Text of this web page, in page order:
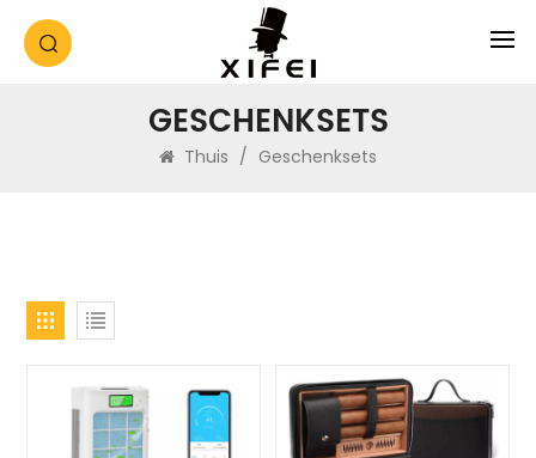
GESCHENKSETS
Thuis / Geschenksets